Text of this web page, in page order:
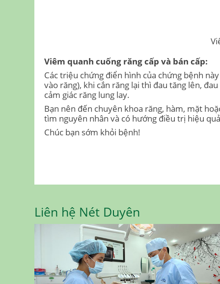
Viêm quanh cuống răng cấp và bán cấp:
Các triệu chứng điển hình của chứng bệnh
vào răng), khi cắn răng lại thì đau tăng lên,
cảm giác răng lung lay.
Bạn nên đến chuyên khoa răng, hàm, mặt
tìm nguyên nhân và có hướng điều trị hiệu
Chúc bạn sớm khỏi bệnh!
Liên hệ Nét Duyên